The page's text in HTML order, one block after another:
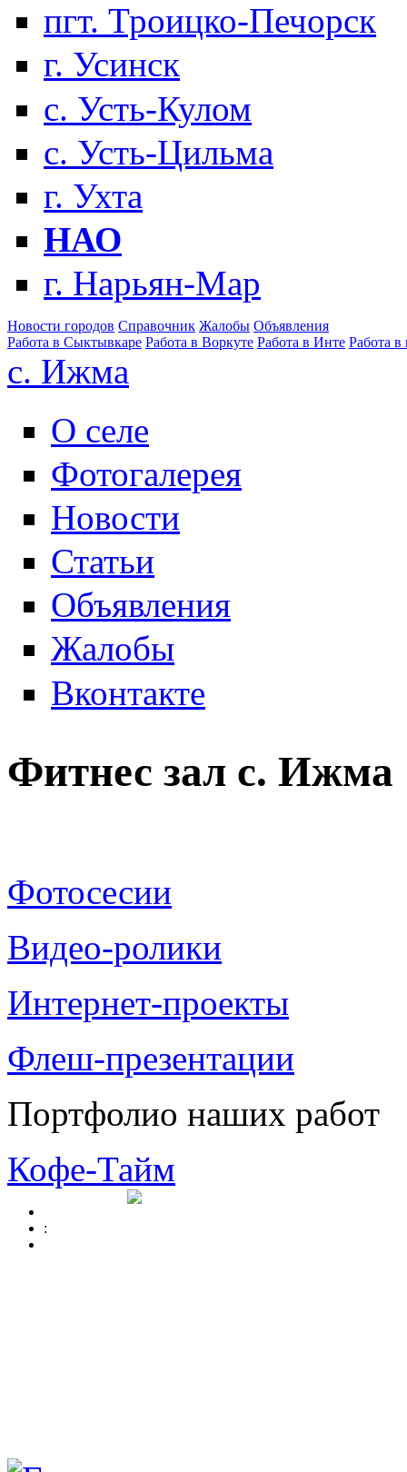
пгт. Троицко-Печорск
г. Усинск
с. Усть-Кулом
с. Усть-Цильма
г. Ухта
НАО
г. Нарьян-Мар
Новости городов Справочник Жалобы Объявления
Работа в Сыктывкаре Работа в Воркуте Работа в Инте Работа в
с. Ижма
О селе
Фотогалерея
Новости
Статьи
Объявления
Жалобы
Вконтакте
Фитнес зал с. Ижма
Фотосесии
Видео-ролики
Интернет-проекты
Флеш-презентации
Портфолио наших работ
Кофе-Тайм
: